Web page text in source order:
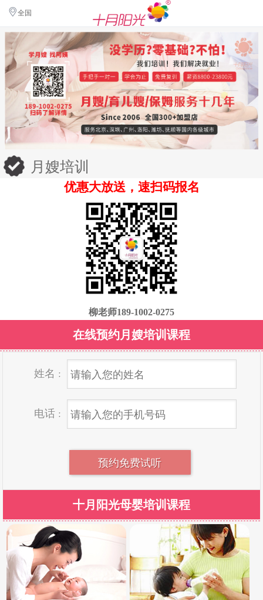
全国
月嫂培训
优惠大放送，速扫码报名
柳老师189-1002-0275
在线预约月嫂培训课程
姓名 :
电话 :
十月阳光母婴培训课程